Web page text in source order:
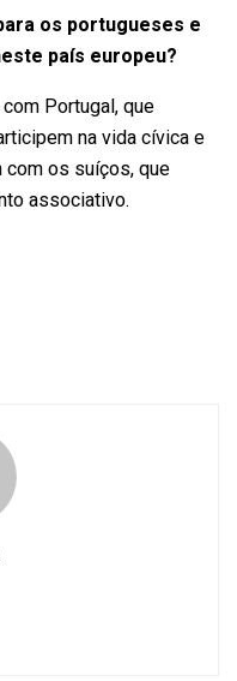
os portugueses e
país europeu?
Portugal, que
na vida cívica e
os suíços, que
associativo.